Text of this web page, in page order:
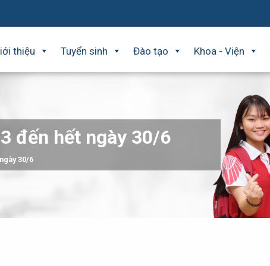
thiệu Tuyển sinh Đào tạo Khoa - Viện
đến hết ngày 30/6
30/6